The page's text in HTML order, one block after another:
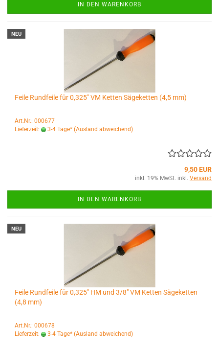
IN DEN WARENKORB
NEU
Feile Rundfeile für 0,325" VM Ketten Sägeketten (4,5 mm)
Art.Nr.: 000677
Lieferzeit:
3-4 Tage* (Ausland abweichend)
9,50 EUR
inkl. 19% MwSt. inkl. Versand
IN DEN WARENKORB
NEU
Feile Rundfeile für 0,325" HM und 3/8" VM Ketten Sägeketten
(4,8 mm)
Art.Nr.: 000678
Lieferzeit:
3-4 Tage* (Ausland abweichend)